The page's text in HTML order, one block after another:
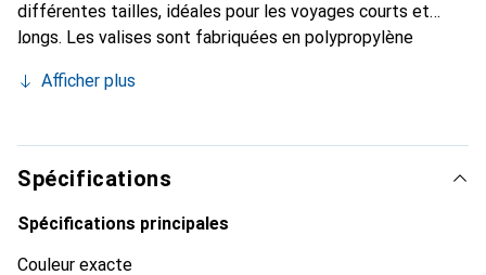
différentes tailles, idéales pour les voyages courts et
longs. Les valises sont fabriquées en polypropylène
Avec un design réfléchi, elles offrent un espace de
faciliter le voyage. Les valises sont équipées d'un cadenas
à combinaison approuvé par la TSA, offrant une sécurité
supplémentaire pour vos objets de valeur. Les roulettes
silencieuses et la poignée télescopique extensible
Afficher plus
Spécifications
Spécifications principales
Couleur exacte